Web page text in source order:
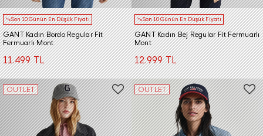
Son 10 Günün En Düşük Fiyatı
GANT Kadın Bordo Regular Fit
Fermuarlı Mont
11.499 TL
Son 10 Günün En Düşük Fiyatı
GANT Kadın Bej Regular Fit Fermuarlı
Mont
12.999 TL
OUTLET OUTLET